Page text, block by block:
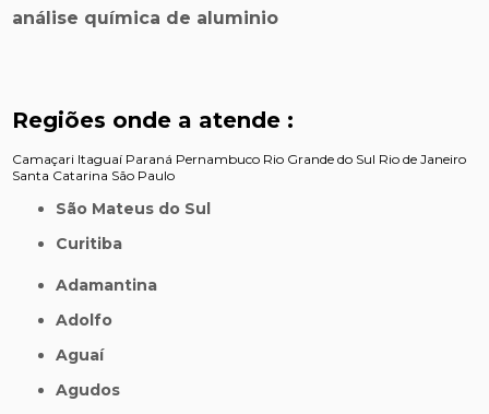
análise química de aluminio
Regiões onde a atende :
Camaçari Itaguaí Paraná Pernambuco Rio Grande do Sul Rio de Janeiro
Santa Catarina São Paulo
São Mateus do Sul
Curitiba
Adamantina
Adolfo
Aguaí
Agudos